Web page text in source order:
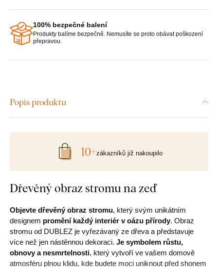
100% bezpečné balení
Produkty balíme bezpečně. Nemusíte se proto obávat poškození
přepravou.
Popis produktu
Dřevěný obraz stromu na zeď
Objevte dřevěný obraz stromu, který svým unikátním
designem promění každý interiér v oázu přírody. Obraz
stromu od DUBLEZ je vyřezávaný ze dřeva a představuje
více než jen nástěnnou dekoraci. Je symbolem růstu,
obnovy a nesmrtelnosti, který vytvoří ve vašem domově
atmosféru plnou klidu, kde budete moci uniknout před shonem
10+zákazníků již nakoupilo